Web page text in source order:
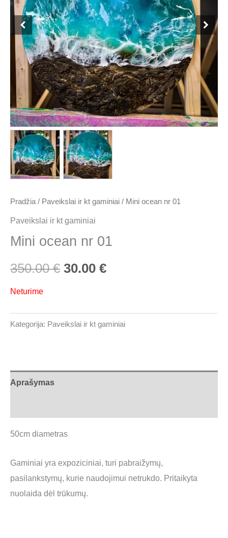
Pradžia / Paveikslai ir kt gaminiai / Mini ocean nr 01
Paveikslai ir kt gaminiai
Mini ocean nr 01
350.00€
350.00 €.
30.00 €
30.00 €.
Neturime
Kategorija: Paveikslai ir kt gaminiai
Aprašymas
50cm diametras
Gaminiai yra expoziciniai, turi pabraižymų,
pasilankstymų, kurie naudojimui netrukdo. Pritaikyta
nuolaida dėl trūkumų.